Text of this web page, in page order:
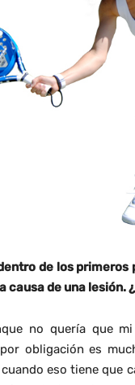
de los
causa de una lesión.
no quería que
obligación es
eso tiene que